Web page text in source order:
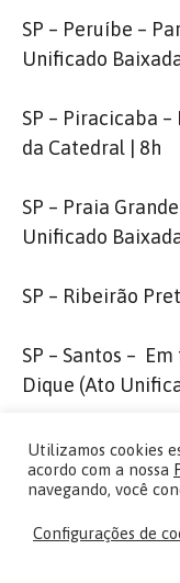
SP – Peruíbe –
Unificado
SP – Piracicaba
da Catedral | 8h
SP – Praia
Unificado
SP – Ribeirão
SP – Santos –
Dique (Ato
SP – São Carlos
SP – São José do
em frente ao
Utilizamos cookies
acordo com a nossa
navegando, você
Configurações de